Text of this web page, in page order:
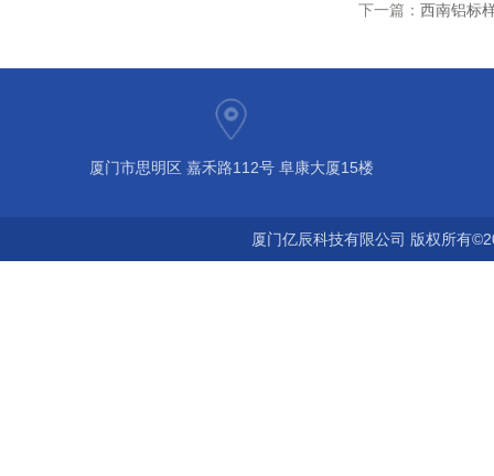
下一篇： 西南铝标
厦门市思明区 嘉禾路112号 阜康大厦15楼
厦门亿辰科技有限公司 版权所有